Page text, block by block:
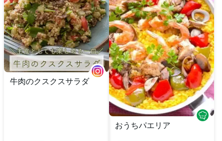
牛肉のクスクスサラダ
おうちパエリア